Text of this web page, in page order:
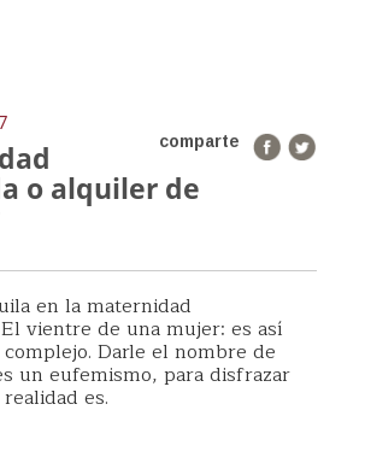
comparte
o alquiler de
en la maternidad
vientre de una mujer: es así
Darle el nombre de
un eufemismo, para disfrazar
es.